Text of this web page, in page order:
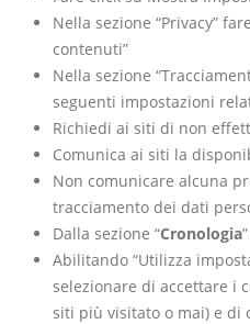
Nella sezione “Privacy”
contenuti”
Nella sezione
seguenti impostazioni
Richiedi ai siti di non
Comunica ai siti la
Non comunicare alcuna
tracciamento dei dati
Dalla sezione “Cronologia
Abilitando “Utilizza
selezionare di accettare i
siti più visitato o mai) e di